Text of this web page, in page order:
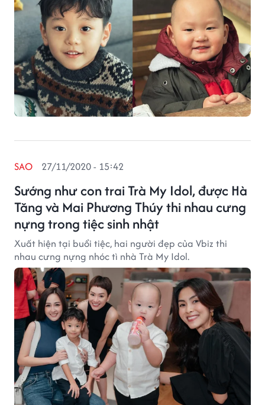
Sướng như con trai Trà My Idol, được Hà
Tăng và Mai Phương Thúy thi nhau cưng
nựng trong tiệc sinh nhật
SAO 27/11/2020 - 15:42
Xuất hiện tại buổi tiệc, hai người đẹp của Vbiz thi
nhau cưng nựng nhóc tì nhà Trà My Idol.